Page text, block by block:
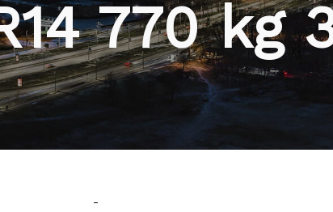
770 kg
-